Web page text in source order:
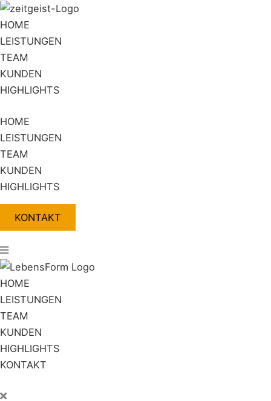
Zum
Inhalt
springen
HOME
LEISTUNGEN
TEAM
KUNDEN
HIGHLIGHTS
HOME
LEISTUNGEN
TEAM
KUNDEN
HIGHLIGHTS
KONTAKT
Flyout
Menu
HOME
LEISTUNGEN
TEAM
KUNDEN
HIGHLIGHTS
KONTAKT